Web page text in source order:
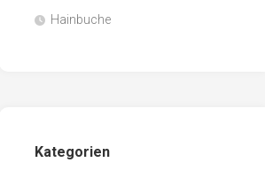
Hainbuche
Kategorien